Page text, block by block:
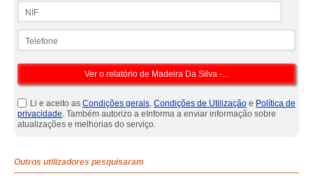
Li e aceito as Condições gerais, Condições de Utilização e Política de
privacidade. Também autorizo a eInforma a enviar informação sobre
atualizações e melhorias do serviço.
Outros utilizadores pesquisaram